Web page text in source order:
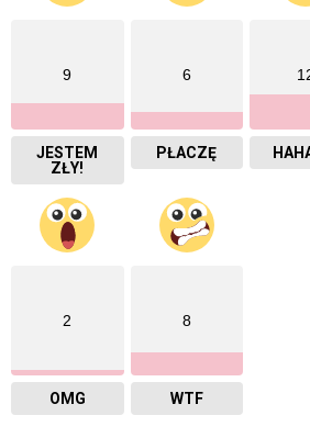
9
JESTEM
ZŁY!
6
PŁACZĘ
2
OMG
8
WTF